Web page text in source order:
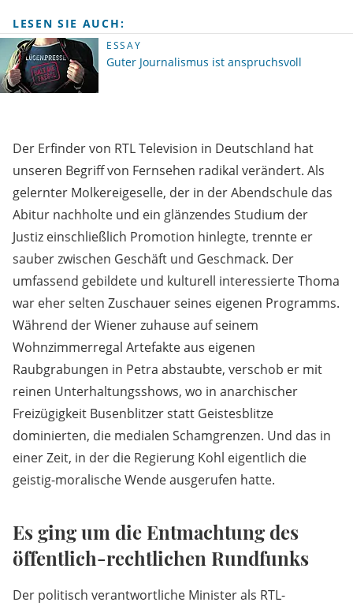
LESEN SIE AUCH:
ESSAY
Guter Journalismus ist anspruchsvoll
Der Erfinder von RTL Television in Deutschland hat
unseren Begriff von Fernsehen radikal verändert. Als
gelernter Molkereigeselle, der in der Abendschule das
Abitur nachholte und ein glänzendes Studium der
Justiz einschließlich Promotion hinlegte, trennte er
sauber zwischen Geschäft und Geschmack. Der
umfassend gebildete und kulturell interessierte Thoma
war eher selten Zuschauer seines eigenen Programms.
Während der Wiener zuhause auf seinem
Wohnzimmerregal Artefakte aus eigenen
Raubgrabungen in Petra abstaubte, verschob er mit
reinen Unterhaltungsshows, wo in anarchischer
Freizügigkeit Busenblitzer statt Geistesblitze
dominierten, die medialen Schamgrenzen. Und das in
einer Zeit, in der die Regierung Kohl eigentlich die
geistig-moralische Wende ausgerufen hatte.
Es ging um die Entmachtung des
öffentlich-rechtlichen Rundfunks
Der politisch verantwortliche Minister als RTL-